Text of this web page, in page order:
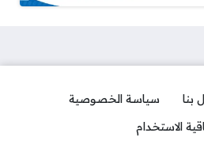
بنا
سياسة الخصوصية
الاستخدام